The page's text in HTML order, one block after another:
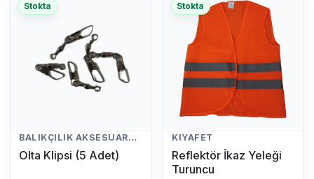
Stokta
BALIKÇILIK AKSESUARLARI
Olta Klipsi (5 Adet)
Stokta
KIYAFET
Reflektör İkaz Yeleği
Turuncu